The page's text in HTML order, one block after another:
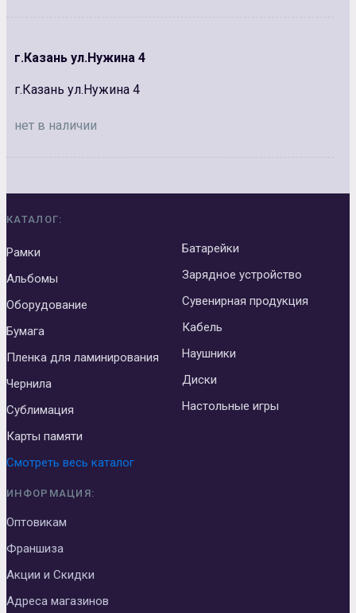
г.Казань ул.Нужина 4
г.Казань ул.Нужина 4
нет в наличии
КАТАЛОГ:
Рамки
Альбомы
Оборудование
Бумага
Пленка для ламинирования
Чернила
Сублимация
Карты памяти
Батарейки
Зарядное устройство
Сувенирная продукция
Кабель
Наушники
Диски
Настольные игры
Смотреть весь каталог
ИНФОРМАЦИЯ:
Оптовикам
Франшиза
Акции и Скидки
Адреса магазинов